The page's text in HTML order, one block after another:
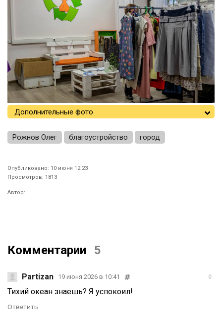
Дополнительные фото
Рожнов Олег благоустройство город
Опубликовано: 10 июня 12:23
Просмотров: 1813
Автор:
Комментарии 5
Partizan 19 июня 2026 в 10:41 0
Тихий океан знаешь? Я успокоил!
Ответить